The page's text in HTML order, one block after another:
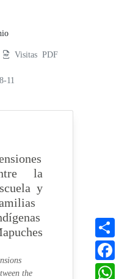
Visitas PDF
11
la
y
the